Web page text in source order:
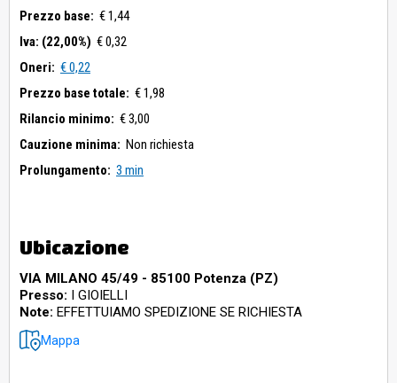
Prezzo base: € 1,44
Iva: (22,00%) € 0,32
Oneri: € 0,22
Prezzo base totale: € 1,98
Rilancio minimo: € 3,00
Cauzione minima: Non richiesta
Prolungamento: 3 min
Ubicazione
VIA MILANO 45/49 - 85100 Potenza (PZ)
Presso: I GIOIELLI
Note: EFFETTUIAMO SPEDIZIONE SE RICHIESTA
Mappa